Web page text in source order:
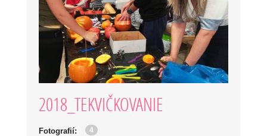
2018_TEKVIČKOVANIE
Fotografií: 4